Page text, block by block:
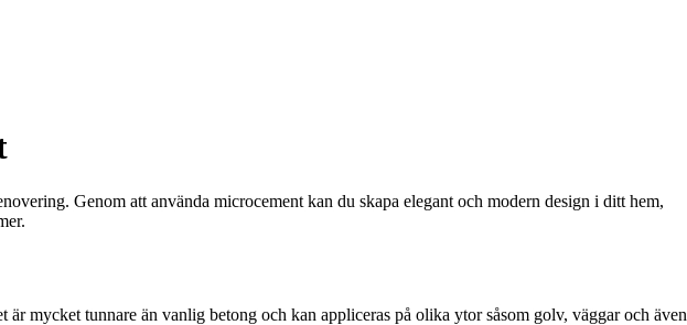
Genom att använda microcement kan du skapa elegant och modern design i ditt hem,
mycket tunnare än vanlig betong och kan appliceras på olika ytor såsom golv, väggar och även